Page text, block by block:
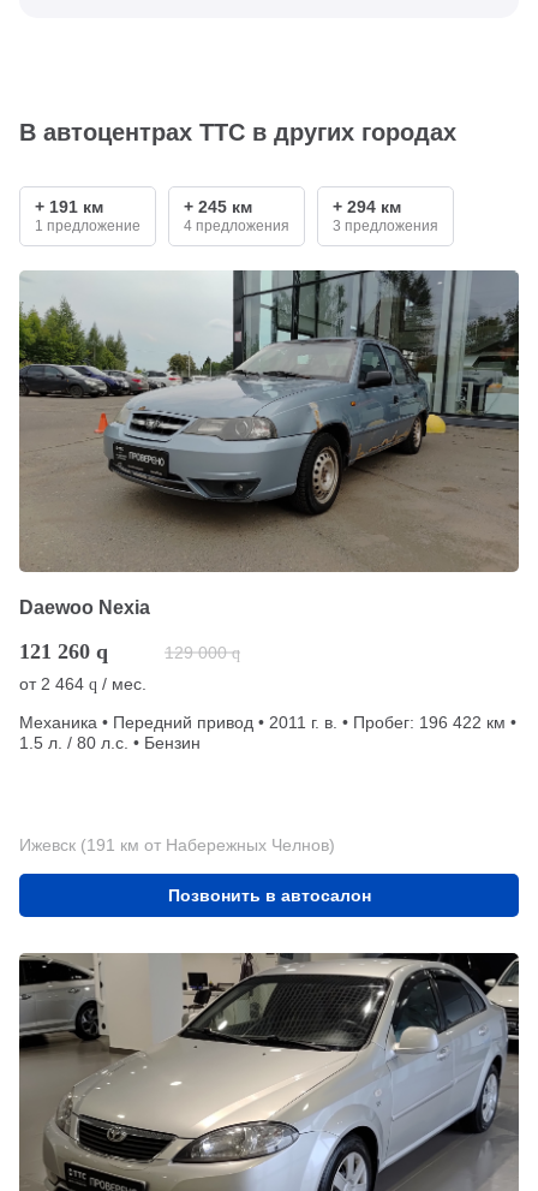
В автоцентрах ТТС в других городах
+ 191 км
1 предложение
+ 245 км
4 предложения
+ 294 км
3 предложения
Daewoo Nexia
121 260 q 129 000 q
от 2 464 q / мес.
Механика • Передний привод • 2011 г. в. • Пробег: 196 422 км •
1.5 л. / 80 л.с. • Бензин
Ижевск (191 км от Набережных Челнов)
Позвонить в автосалон